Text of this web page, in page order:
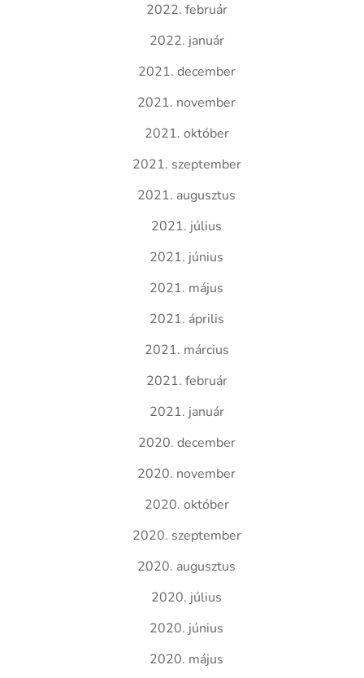
2022. február
2022. január
2021. december
2021. november
2021. október
2021. szeptember
2021. augusztus
2021. július
2021. június
2021. május
2021. április
2021. március
2021. február
2021. január
2020. december
2020. november
2020. október
2020. szeptember
2020. augusztus
2020. július
2020. június
2020. május